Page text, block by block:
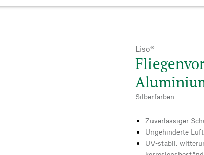
Liso®
Silberfarben
Zuverlässiger
Ungehinderte
UV-stabil,